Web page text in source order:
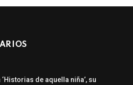
de aquella niña’, su